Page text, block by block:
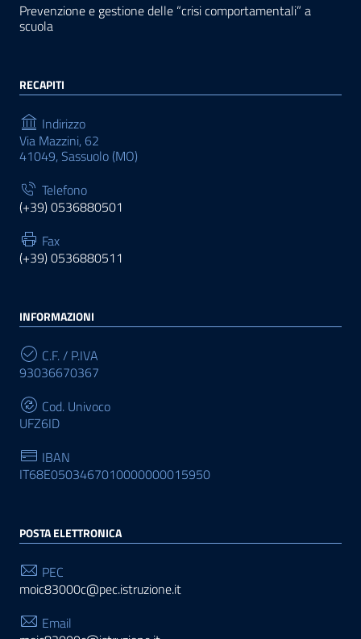
Prevenzione e gestione delle “crisi comportamentali” a
scuola
RECAPITI
Indirizzo
Via Mazzini, 62
41049, Sassuolo (MO)
Telefono
(+39) 0536880501
Fax
(+39) 0536880511
INFORMAZIONI
C.F. / P.IVA
93036670367
Cod. Univoco
UFZ6ID
IBAN
IT68E0503467010000000015950
POSTA ELETTRONICA
PEC
moic83000c@pec.istruzione.it
Email